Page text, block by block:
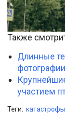
Также
Длинные
фотографии
участием
Теги: катастрофы